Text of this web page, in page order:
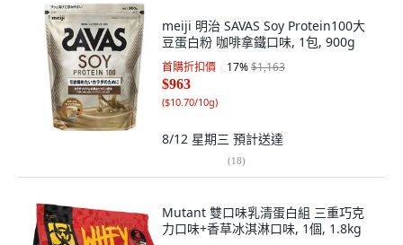
meiji 明治 SAVAS Soy Protein100大
豆蛋白粉 咖啡拿鐵口味, 1包, 900g
首購折扣價 17%$1,163
$963
($10.70/10g)
8/12 星期三 預計送達
(18)
Mutant 雙口味乳清蛋白組 三重巧克
力口味+香草冰淇淋口味, 1個, 1.8kg